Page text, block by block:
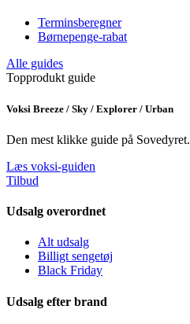
Terminsberegner
Børnepenge-rabat
Alle guides
Topprodukt guide
Voksi Breeze / Sky / Explorer / Urban
Den mest klikke guide på Sovedyret.
Læs voksi-guiden
Tilbud
Udsalg overordnet
Alt udsalg
Billigt sengetøj
Black Friday
Udsalg efter brand